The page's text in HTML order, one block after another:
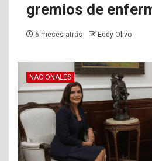
gremios de
6 meses atrás Eddy Olivo
NACIONALES